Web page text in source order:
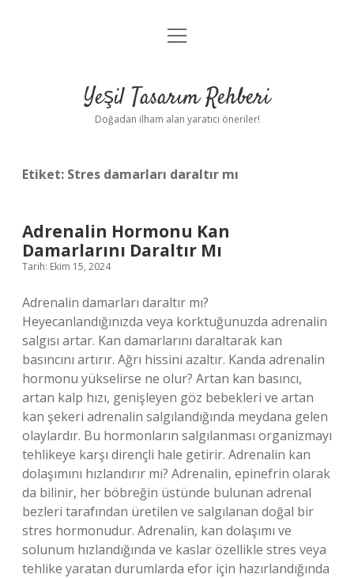
Anasayfa
Yasal Uyarı
menüyü
Yeşil Tasarım Rehberi
Doğadan ilham alan yaratıcı öneriler!
Etiket: Stres damarları daraltır mı
Adrenalin Hormonu Kan
Damarlarını Daraltır Mı
Tarih: Ekim 15, 2024
Adrenalin damarları daraltır mı?
Heyecanlandığınızda veya korktuğunuzda adrenalin
salgısı artar. Kan damarlarını daraltarak kan
basıncını artırır. Ağrı hissini azaltır. Kanda adrenalin
hormonu yükselirse ne olur? Artan kan basıncı,
artan kalp hızı, genişleyen göz bebekleri ve artan
kan şekeri adrenalin salgılandığında meydana gelen
olaylardır. Bu hormonların salgılanması organizmayı
tehlikeye karşı dirençli hale getirir. Adrenalin kan
dolaşımını hızlandırır mı? Adrenalin, epinefrin olarak
da bilinir, her böbreğin üstünde bulunan adrenal
bezleri tarafından üretilen ve salgılanan doğal bir
stres hormonudur. Adrenalin, kan dolaşımı ve
solunum hızlandığında ve kaslar özellikle stres veya
tehlike yaratan durumlarda efor için hazırlandığında